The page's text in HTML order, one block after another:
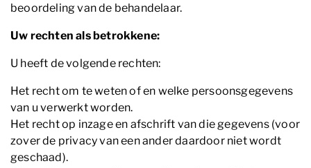
beoordeling van de behandelaar.
Uw rechten als betrokkene:
U heeft de volgende rechten:
Het recht om te weten of en welke persoonsgegevens
van u verwerkt worden.
Het recht op inzage en afschrift van die gegevens (voor
zover de privacy van een ander daardoor niet wordt
geschaad).